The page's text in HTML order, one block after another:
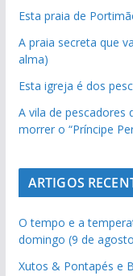
Esta praia de
A praia secreta que
alma)
Esta igreja é dos
A vila de pescadores
morrer o “Príncipe
ARTIGOS
O tempo e a
domingo (9 de
Xutos & Pontapés e